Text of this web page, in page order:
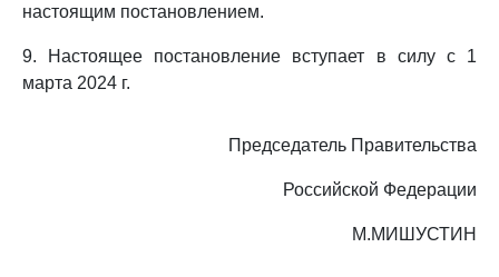
настоящим постановлением.
9. Настоящее постановление вступает в силу с 1
марта 2024 г.
Председатель Правительства
Российской Федерации
М.МИШУСТИН